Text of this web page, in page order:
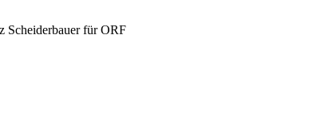
für ORF